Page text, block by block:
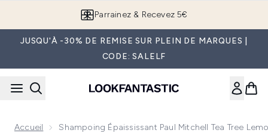
Parrainez & Recevez 5€
JUSQU'À -30% DE REMISE SUR PLEIN DE MARQUES |
CODE: SALELF
Accueil Shampoing Épaississant Paul Mitchell Tea Tree